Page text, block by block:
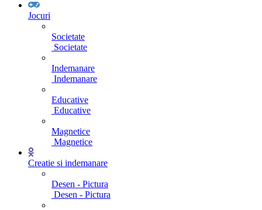
Jocuri
Societate
Societate
Indemanare
Indemanare
Educative
Educative
Magnetice
Magnetice
Creatie si indemanare
Desen - Pictura
Desen - Pictura